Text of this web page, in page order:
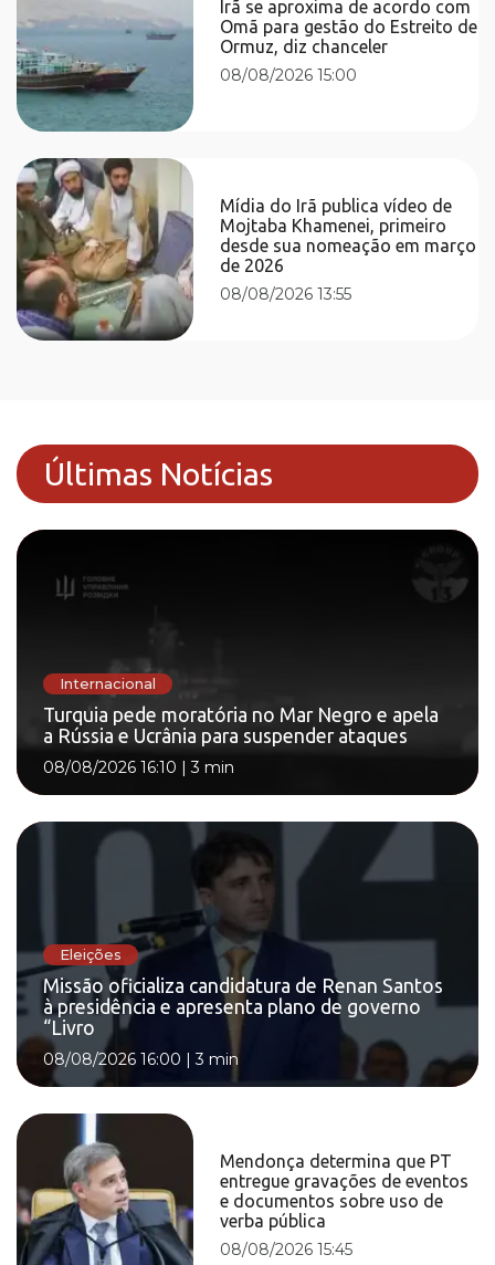
Irã se aproxima de acordo com
Omã para gestão do Estreito de
Ormuz, diz chanceler
08/08/2026 15:00
Mídia do Irã publica vídeo de
Mojtaba Khamenei, primeiro
desde sua nomeação em março
de 2026
08/08/2026 13:55
Últimas Notícias
Internacional
Turquia pede moratória no Mar Negro e apela
a Rússia e Ucrânia para suspender ataques
08/08/2026 16:10 |3 min
Eleições
Missão oficializa candidatura de Renan Santos
à presidência e apresenta plano de governo
“Livro
08/08/2026 16:00 |3 min
Mendonça determina que PT
entregue gravações de eventos
e documentos sobre uso de
verba pública
08/08/2026 15:45